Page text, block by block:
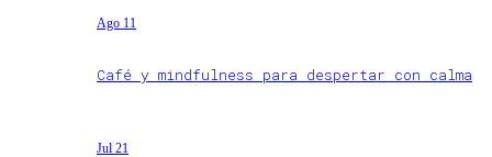
Ago 11
Café y mindfulness para despertar con calma
Jul 21